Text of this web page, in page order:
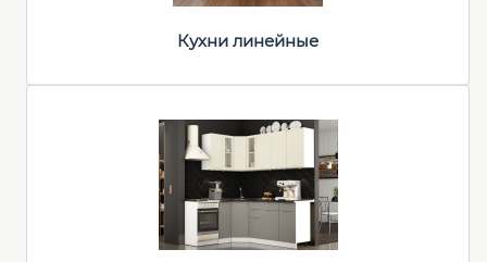
Кухни линейные